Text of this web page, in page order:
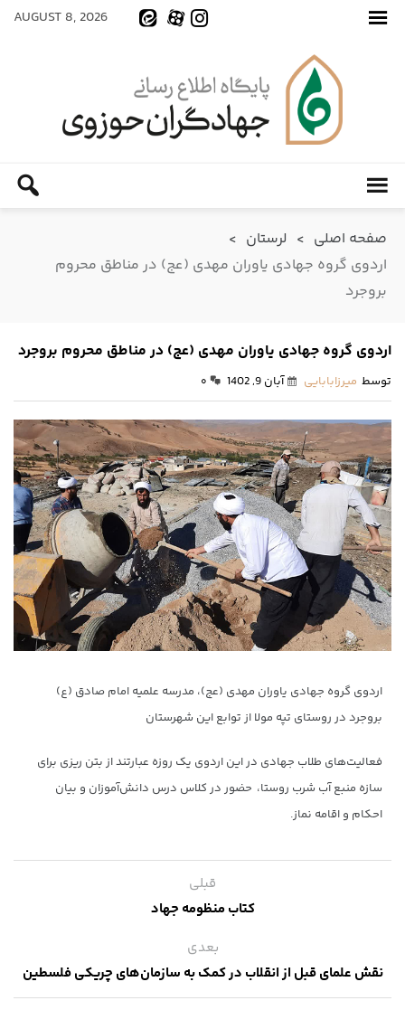
AUGUST 8, 2026
صفحه اصلی > لرستان >
اردوی گروه جهادی یاوران مهدی (عج) در مناطق محروم
بروجرد
اردوی گروه جهادی یاوران مهدی (عج) در مناطق محروم بروجرد
توسط میرزابابایی آبان 9, 1402 ۰
اردوی گروه جهادی یاوران مهدی (عج)، مدرسه علمیه امام صادق (ع)
بروجرد در روستای تپه مولا از توابع این شهرستان
فعالیت‌های طلاب جهادی در این اردوی یک روزه عبارتند از بتن ریزی برای
سازه منبع آب شرب روستا، حضور در کلاس درس دانش‌آموزان و بیان
احکام و اقامه نماز.
قبلی
کتاب منظومه جهاد
بعدی
نقش علمای قبل از انقلاب در کمک به سازمان‌های چریکی فلسطین